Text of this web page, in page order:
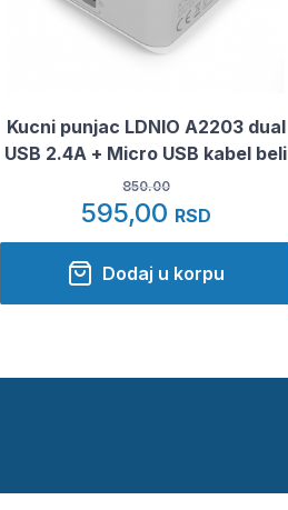
Kucni punjac LDNIO A2203 dual
USB 2.4A + Micro USB kabel beli
850.00
595,00 RSD
Dodaj u korpu